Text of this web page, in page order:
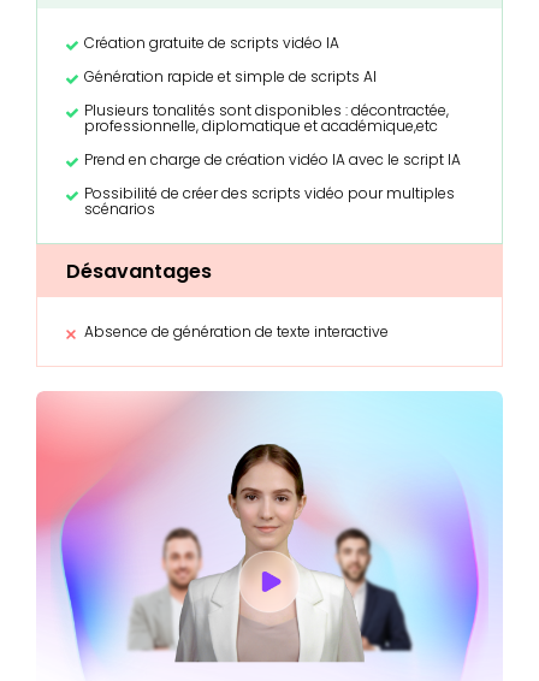
Création gratuite de scripts vidéo IA
Génération rapide et simple de scripts AI
Plusieurs tonalités sont disponibles : décontractée,
professionnelle, diplomatique et académique,etc
Prend en charge de création vidéo IA avec le script IA
Possibilité de créer des scripts vidéo pour multiples
scénarios
Désavantages
Absence de génération de texte interactive